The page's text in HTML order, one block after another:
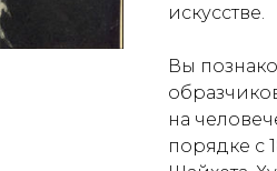
искусстве.
Вы
на
порядке с